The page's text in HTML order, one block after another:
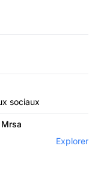
sociaux
Explorer